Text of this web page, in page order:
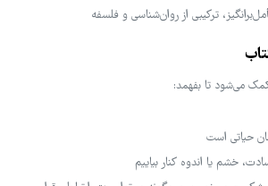
ترکیبی از روان‌شناسی و فلسفه
می‌شود تا بفهمد:
حیاتی است
خشم یا اندوه کنار بیاییم